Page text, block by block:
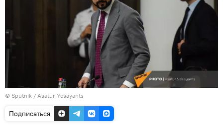
© Sputnik / Asatur Yesayants
Подписаться